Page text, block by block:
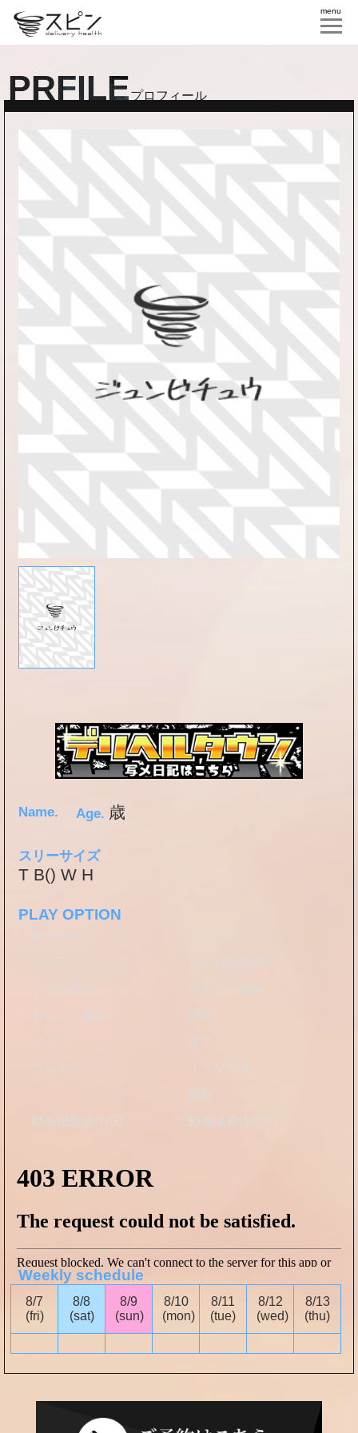
menu
PRFILEプロフィール
Name. Age. 歳
スリーサイズ
T B() W H
PLAY OPTION
オナニー鑑賞
おしっこ鑑賞
即尺
バイブ
電マ
ゴックン
イラマチオ
顏射
動画撮影(顏NG)
動画撮影(顏OK)
Weekly schedule
8/7
(fri)
8/8
(sat)
8/9
(sun)
8/10
(mon)
8/11
(tue)
8/12
(wed)
8/13
(thu)